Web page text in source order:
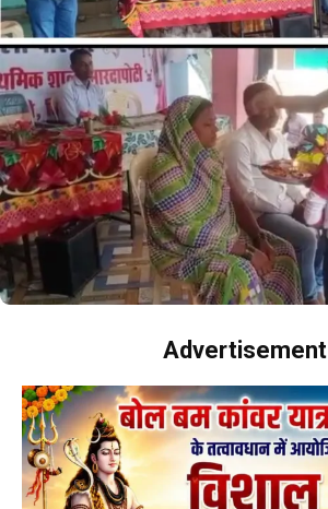
Advertisement